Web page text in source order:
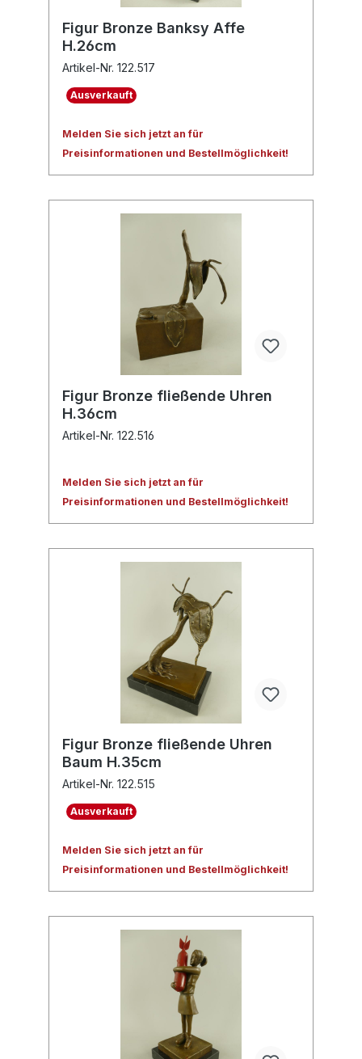
Figur Bronze Banksy Affe
H.26cm
Artikel-Nr. 122.517
Ausverkauft
Melden Sie sich jetzt an für
Preisinformationen und Bestellmöglichkeit!
Figur Bronze fließende Uhren
H.36cm
Artikel-Nr. 122.516
Melden Sie sich jetzt an für
Preisinformationen und Bestellmöglichkeit!
Figur Bronze fließende Uhren
Baum H.35cm
Artikel-Nr. 122.515
Ausverkauft
Melden Sie sich jetzt an für
Preisinformationen und Bestellmöglichkeit!